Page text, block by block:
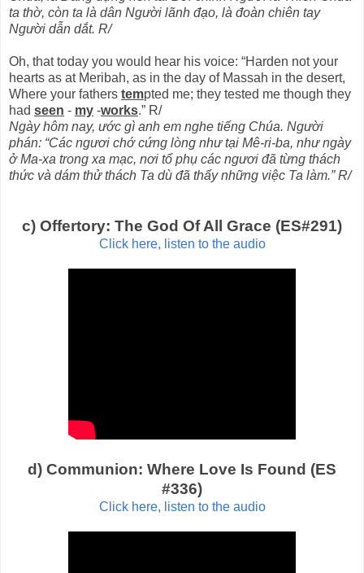
ta thờ, còn ta là dân Người lãnh đạo, là đoàn chiên tay
Người dẫn dắt. R/
Oh, that today you would hear his voice: “Harden not your
hearts as at Meribah, as in the day of Massah in the desert,
Where your fathers tempted me; they tested me though they
had seen - my -works.” R/
Ngày hôm nay, ước gì anh em nghe tiếng Chúa. Người
phán: “Các ngươi chớ cứng lòng như tại Mê-ri-ba, như ngày
ở Ma-xa trong xa mạc, nơi tổ phụ các ngươi đã từng thách
thức và dám thử thách Ta dù đã thấy những việc Ta làm.” R/
c) Offertory: The God Of All Grace (ES#291)
Click here, listen to the audio
d) Communion: Where Love Is Found (ES
#336)
Click here, listen to the audio